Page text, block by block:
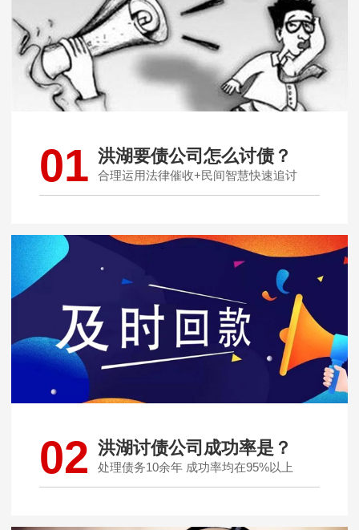
01 洪湖要债公司怎么讨债？
合理运用法律催收+民间智慧快速追讨
02 洪湖讨债公司成功率是？
处理债务10余年 成功率均在95%以上